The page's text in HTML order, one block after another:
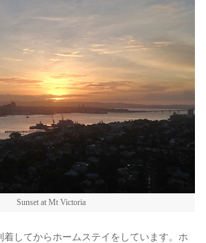
Sunset at Mt Victoria
着してからホームステイをしています。ホ